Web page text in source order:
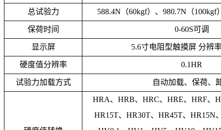
总试验力
588.4N（60kgf）、980.7N（100kgf
保荷时间 0-60S可调
显示屏 5.6寸电阻型触摸屏 分辨
硬度值分辨率 0.1HR
试验力加载方式 自动加载、保荷、
HRA、HRB、HRC、HRE、HRF、
HR15T、HR30T、HR45T、HR15N